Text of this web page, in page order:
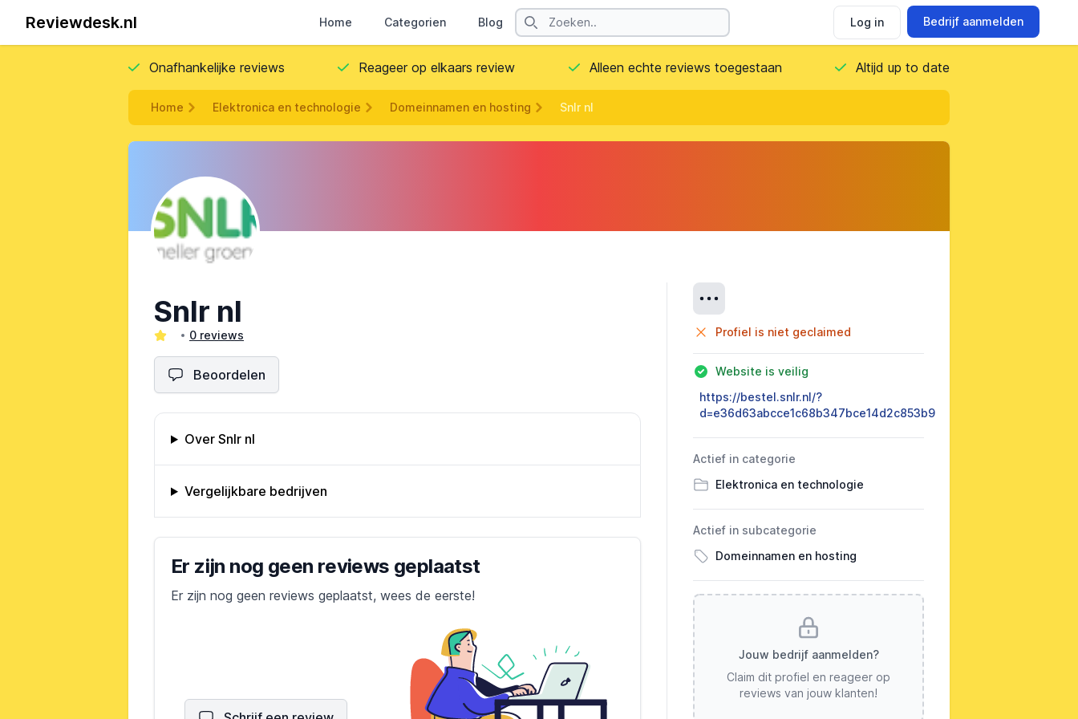
Reviewdesk.nl Home Categorien Blog Contact
Search
Log in Bedrijf aanmelden
Onafhankelijke reviews Reageer op elkaars review Alleen echte reviews toegestaan Altijd up to date
Home Elektronica en technologie Domeinnamen en hosting Snlr nl
Snlr nl
0 reviews
Beoordelen
Omschrijving bedrijf
Over Snlr nl
Vergelijkbare bedrijven
Bedrijfs reviews
Er zijn nog geen reviews geplaatst
Er zijn nog geen reviews geplaatst, wees de eerste!
Profiel is niet geclaimed
Website is veilig
https://bestel.snlr.nl/?
d=e36d63abcce1c68b347bce14d2c853b9
Actief in categorie
Elektronica en technologie
Actief in subcategorie
Domeinnamen en hosting
Jouw bedrijf aanmelden?
Claim dit profiel en reageer op
reviews van jouw klanten!